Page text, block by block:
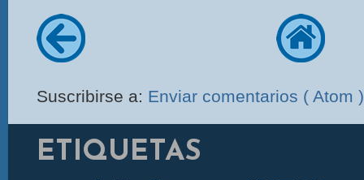
Suscribirse a: Enviar comentarios ( Atom )
ETIQUETAS